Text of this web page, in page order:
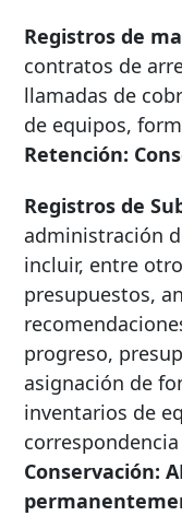
Registros de
contratos de
llamadas de
de equipos,
Retención:
Registros de
administración
incluir, entre
presupuestos,
progreso,
asignación de
inventarios de
Conservación: